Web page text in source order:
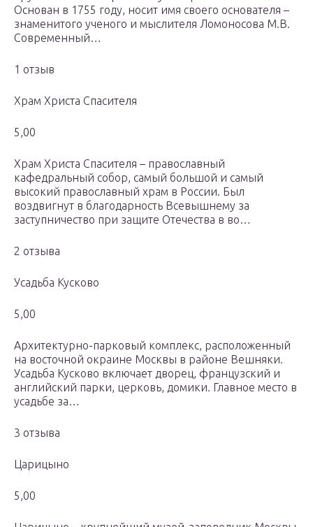
Основан в 1755 году, носит имя своего основателя –
знаменитого ученого и мыслителя Ломоносова М.В.
Современный…
1 отзыв
Храм Христа Спасителя
5,00
Храм Христа Спасителя – православный
кафедральный собор, самый большой и самый
высокий православный храм в России. Был
воздвигнут в благодарность Всевышнему за
заступничество при защите Отечества в во…
2 отзыва
Усадьба Кусково
5,00
Архитектурно-парковый комплекс, расположенный
на восточной окраине Москвы в районе Вешняки.
Усадьба Кусково включает дворец, французский и
английский парки, церковь, домики. Главное место в
усадьбе за…
3 отзыва
Царицыно
5,00